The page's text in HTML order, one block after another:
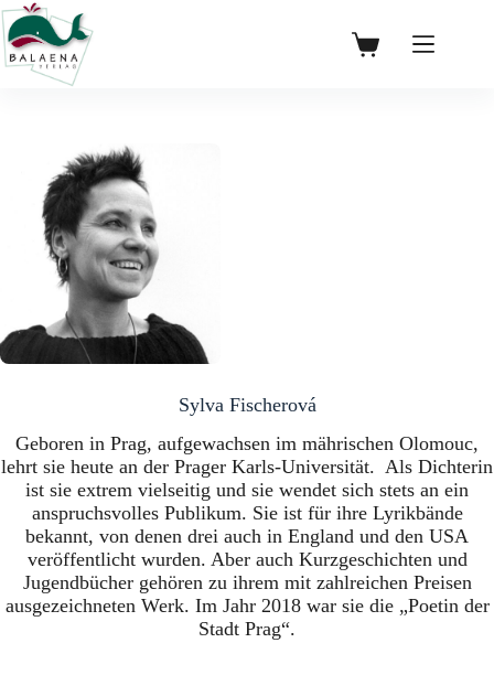
Zum
Inhalt
springen
Warenkorb
Sylva Fischerová
Geboren in Prag, aufgewachsen im mährischen Olomouc,
lehrt sie heute an der Prager Karls-Universität. Als Dichterin
ist sie extrem vielseitig und sie wendet sich stets an ein
anspruchsvolles Publikum. Sie ist für ihre Lyrikbände
bekannt, von denen drei auch in England und den USA
veröffentlicht wurden. Aber auch Kurzgeschichten und
Jugendbücher gehören zu ihrem mit zahlreichen Preisen
ausgezeichneten Werk. Im Jahr 2018 war sie die „Poetin der
Stadt Prag“.